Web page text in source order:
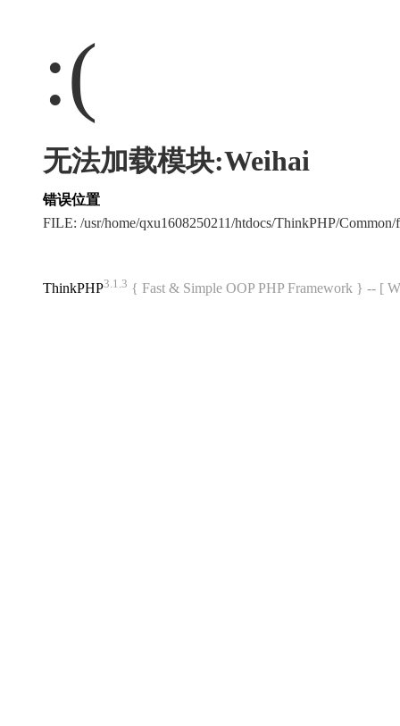
:(
无法加载模块:Weihai
错误位置
FILE: /usr/home/qxu1608250211/htdocs/ThinkPHP/
ThinkPHP3.1.3 { Fast & Simple OOP PHP Framework } -- [